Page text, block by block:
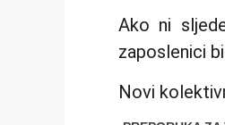
Ako ni
zaposlenici
Novi